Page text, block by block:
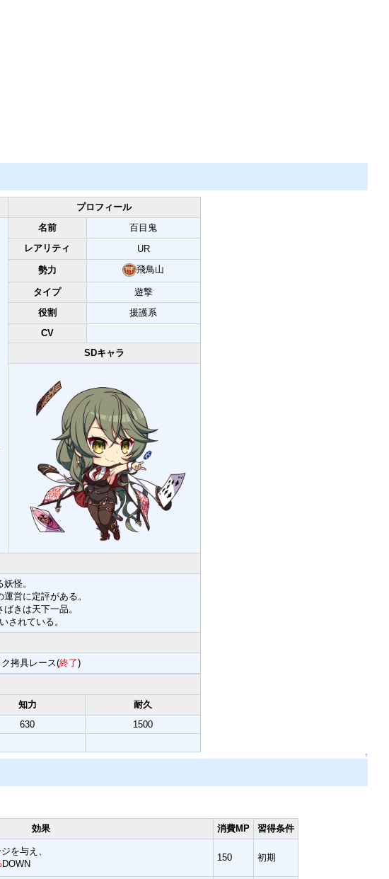
プロフィール
名前
百目鬼
レアリティ
UR
勢力
飛鳥山
タイプ
遊撃
役割
援護系
CV
SDキャラ
怪。
営に定評がある。
きは天下一品。
されている。
拷具レース(終了)
知力
耐久
630
1500
↑
効果 消費MP 習得条件
を与え、
DOWN
150 初期